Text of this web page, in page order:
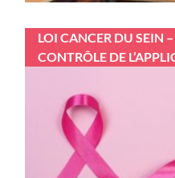
LOI CANCER DU SEIN
CONTRÔLE DE